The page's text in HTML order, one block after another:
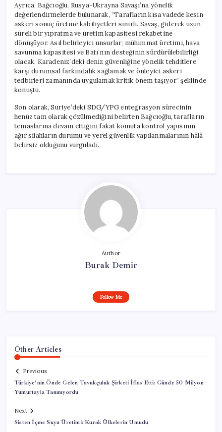
Ayrıca, Bağcıoğlu, Rusya-Ukrayna Savaşı’na yönelik
değerlendirmelerde bulunarak, “Tarafların kısa vadede kesin
askeri sonuç üretme kabiliyetleri sınırlı. Savaş, giderek uzun
süreli bir yıpratma ve üretim kapasitesi rekabetine
dönüşüyor. Asıl belirleyici unsurlar; mühimmat üretimi, hava
savunma kapasitesi ve Batı’nın desteğinin sürdürülebilirliği
olacak. Karadeniz’deki deniz güvenliğine yönelik tehditlere
karşı durumsal farkındalık sağlamak ve önleyici askeri
tedbirleri zamanında uygulamak kritik önem taşıyor” şeklinde
konuştu.
Son olarak, Suriye’deki SDG/YPG entegrasyon sürecinin
henüz tam olarak çözülmediğini belirten Bağcıoğlu, tarafların
temaslarına devam ettiğini fakat komuta kontrol yapısının,
ağır silahların durumu ve yerel güvenlik yapılanmalarının hâlâ
belirsiz olduğunu vurguladı.
Author
Burak Demir
Follow Me
Other Articles
Previous
Türkiye’nin Önde Gelen Tavukçuluk Şirketi İflas Etti: Günde 50 Milyon
Yumurtayla Tanınıyordu
Next
Sisten İçme Suyu Üretimi: Kurak Ülkelerin Umudu